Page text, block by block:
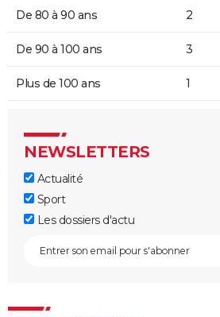
De 80 à 90 ans 2
De 90 à 100 ans 3
Plus de 100 ans 1
NEWSLETTERS
Actualité
Sport
Les dossiers d'actu